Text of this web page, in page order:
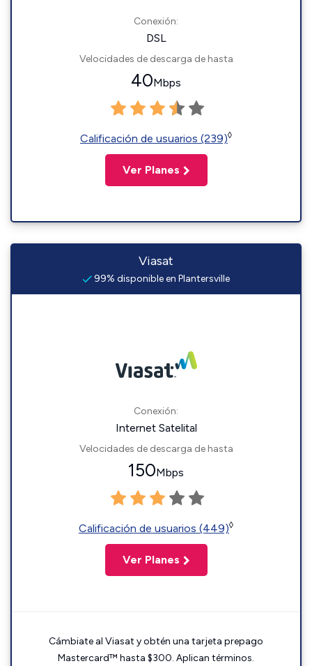
Conexión:
DSL
Velocidades de descarga de hasta
40Mbps
Calificación de usuarios (239)◊
Ver Planes
Viasat
99% disponible en Plantersville
Conexión:
Internet Satelital
Velocidades de descarga de hasta
150Mbps
Calificación de usuarios (449)◊
Ver Planes
Cámbiate al Viasat y obtén una tarjeta prepago
Mastercard™ hasta $300. Aplican términos.